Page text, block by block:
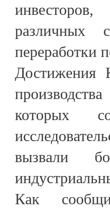
различных
переработки
Достижения
которых
вызвали
Как